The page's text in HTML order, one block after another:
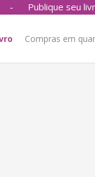
- Publique seu
Compras em